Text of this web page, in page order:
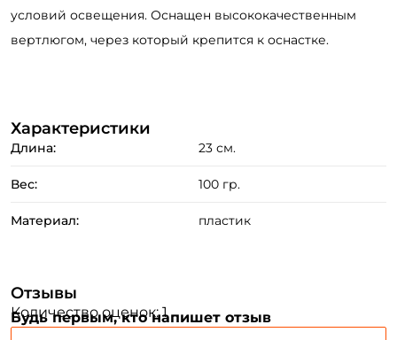
условий освещения. Оснащен высококачественным
вертлюгом, через который крепится к оснастке.
Характеристики
Длина: 23 см.
Вес: 100 гр.
Материал: пластик
Отзывы
Количество оценок: 1
Будь первым, кто напишет отзыв
Номер телефона: *
Повторите пароль: *
персональных данных